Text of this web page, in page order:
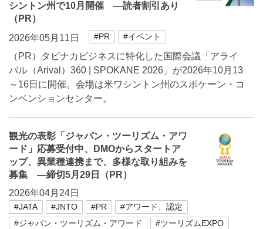
シントン州で10月開催 ―読者割引あり
（PR）
2026年05月11日
#PR #イベント
（PR）タビナカビジネスに特化した国際会議「アライ
バル（Arival）360 | SPOKANE 2026」が2026年10月13
～16日に開催。会場は米ワシントン州のスポケーン・コ
ンベンションセンター。
観光の表彰「ジャパン・ツーリズム・アワ
ード」応募受付中、DMOからスタートア
ップ、異業種連携まで、多様な取り組みを
募集 ―締切5月29日（PR）
2026年04月24日
#JATA #JNTO #PR
#アワード、認定
#ジャパン・ツーリズム・アワード
#ツーリズムEXPO